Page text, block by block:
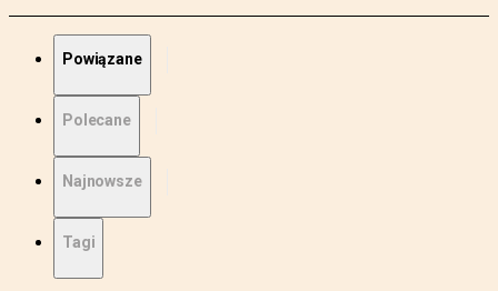
Powiązane
Polecane
Najnowsze
Tagi